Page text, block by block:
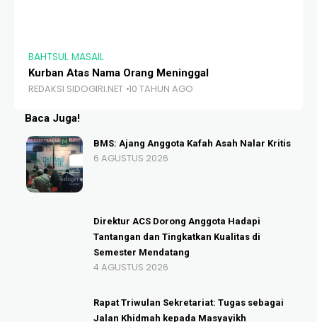
BAHTSUL MASAIL
Kurban Atas Nama Orang Meninggal
REDAKSI SIDOGIRI.NET 10 TAHUN AGO
Baca Juga!
BMS: Ajang Anggota Kafah Asah Nalar Kritis
6 AGUSTUS 2026
Direktur ACS Dorong Anggota Hadapi
Tantangan dan Tingkatkan Kualitas di
Semester Mendatang
4 AGUSTUS 2026
Rapat Triwulan Sekretariat: Tugas sebagai
Jalan Khidmah kepada Masyayikh